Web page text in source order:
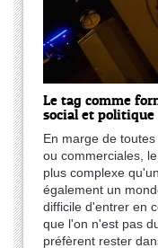
Le tag comme
social et politique
En marge de
ou commerciales,
plus complexe
également un
difficile d'entrer en
que l'on n'est pas
préfèrent rester